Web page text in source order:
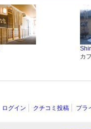
カ
ログイン クチコミ投稿 プラ